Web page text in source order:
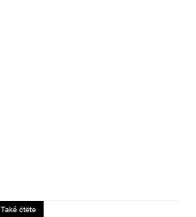
Také čtěte